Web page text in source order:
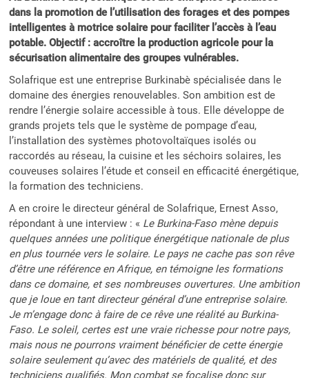
dans la promotion de l’utilisation des forages et des pompes
intelligentes à motrice solaire pour faciliter l’accès à l’eau
potable. Objectif : accroître la production agricole pour la
sécurisation alimentaire des groupes vulnérables.
Solafrique est une entreprise Burkinabè spécialisée dans le
domaine des énergies renouvelables. Son ambition est de
rendre l’énergie solaire accessible à tous. Elle développe de
grands projets tels que le système de pompage d’eau,
l’installation des systèmes photovoltaïques isolés ou
raccordés au réseau, la cuisine et les séchoirs solaires, les
couveuses solaires l’étude et conseil en efficacité énergétique,
la formation des techniciens.
A en croire le directeur général de Solafrique, Ernest Asso,
répondant à une interview : « Le Burkina-Faso mène depuis
quelques années une politique énergétique nationale de plus
en plus tournée vers le solaire. Le pays ne cache pas son rêve
d’être une référence en Afrique, en témoigne les formations
dans ce domaine, et ses nombreuses ouvertures. Une ambition
que je loue en tant directeur général d’une entreprise solaire.
Je m’engage donc à faire de ce rêve une réalité au Burkina-
Faso. Le soleil, certes est une vraie richesse pour notre pays,
mais nous ne pourrons vraiment bénéficier de cette énergie
solaire seulement qu’avec des matériels de qualité, et des
techniciens qualifiés. Mon combat se focalise donc sur